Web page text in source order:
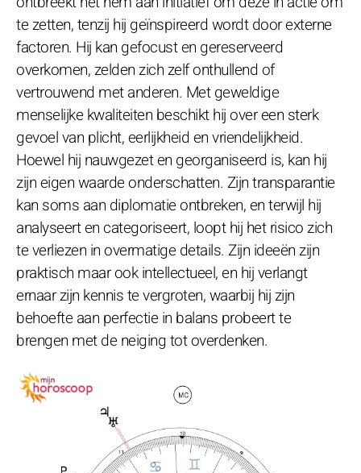
te zetten, tenzij hij geïnspireerd wordt door externe
factoren. Hij kan gefocust en gereserveerd
overkomen, zelden zich zelf onthullend of
vertrouwend met anderen. Met geweldige
menselijke kwaliteiten beschikt hij over een sterk
gevoel van plicht, eerlijkheid en vriendelijkheid.
Hoewel hij nauwgezet en georganiseerd is, kan hij
zijn eigen waarde onderschatten. Zijn transparantie
kan soms aan diplomatie ontbreken, en terwijl hij
analyseert en categoriseert, loopt hij het risico zich
te verliezen in overmatige details. Zijn ideeën zijn
praktisch maar ook intellectueel, en hij verlangt
ernaar zijn kennis te vergroten, waarbij hij zijn
behoefte aan perfectie in balans probeert te
brengen met de neiging tot overdenken.